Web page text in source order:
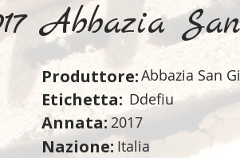
Abbazia
Produttore:Abbazia San
Etichetta: Ddefiu
Annata: 2017
Nazione: Italia